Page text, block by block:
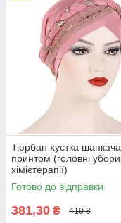
Тюрбан хустка
принтом (головні убори
хімієтерапії)
Готово до відправки
381,30 ₴ 410 ₴